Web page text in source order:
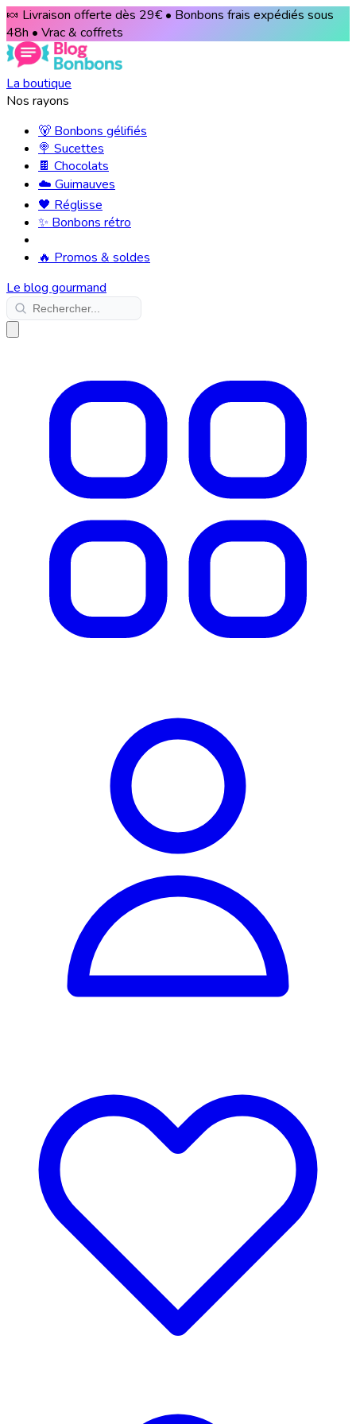
🍬 Livraison offerte dès 29€ • Bonbons frais expédiés sous
48h • Vrac & coffrets
La boutique
Nos rayons
🐻 Bonbons gélifiés
🍭 Sucettes
🍫 Chocolats
☁️ Guimauves
🖤 Réglisse
✨ Bonbons rétro
🔥 Promos & soldes
Le blog gourmand